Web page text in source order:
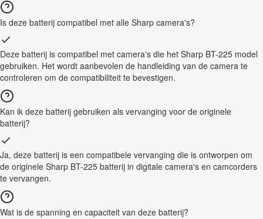
Is deze batterij compatibel met alle Sharp camera's?
Deze batterij is compatibel met camera's die het Sharp BT-225 model
gebruiken. Het wordt aanbevolen de handleiding van de camera te
controleren om de compatibiliteit te bevestigen.
Kan ik deze batterij gebruiken als vervanging voor de originele
batterij?
Ja, deze batterij is een compatibele vervanging die is ontworpen om
de originele Sharp BT-225 batterij in digitale camera's en camcorders
te vervangen.
Wat is de spanning en capaciteit van deze batterij?